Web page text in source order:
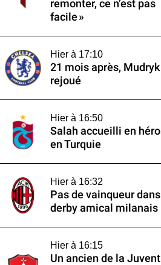
remonter, ce n’est pas
facile »
Hier à 17:10
21 mois après, Mudryk
rejoué
Hier à 16:50
Salah accueilli en
en Turquie
Hier à 16:32
Pas de vainqueur
derby amical milanais
Hier à 16:15
Un ancien de la